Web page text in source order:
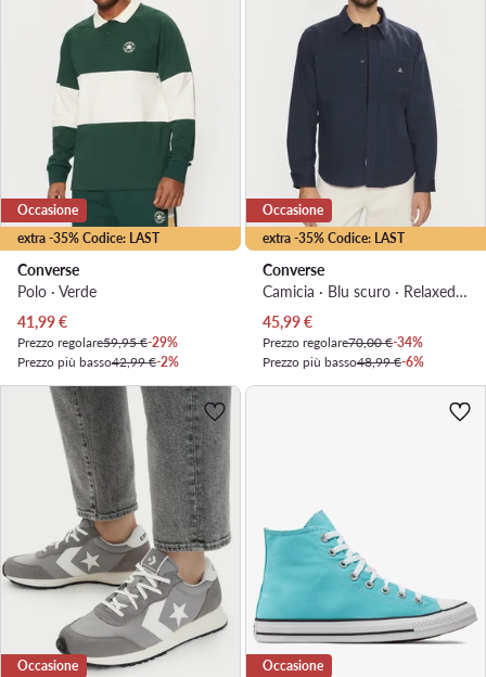
extra -35% Codice: LAST
Occasione
Converse
Polo · Verde
Prezzo attuale
41,99€
Prezzo regolare59,95 €-29%
Prezzo più basso42,99 €-2%
extra -35% Codice: LAST
Occasione
Converse
Camicia · Blu scuro · Relaxed Fit
Prezzo attuale
45,99€
Prezzo regolare70,00 €-34%
Prezzo più basso48,99 €-6%
Occasione Occasione